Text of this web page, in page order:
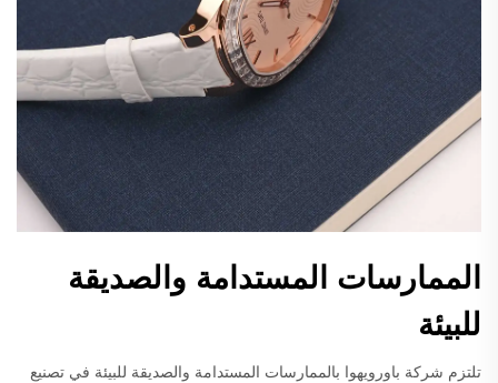
الممارسات المستدامة والصديقة
للبيئة
تلتزم شركة باورويهوا بالممارسات المستدامة والصديقة للبيئة في تصنيع